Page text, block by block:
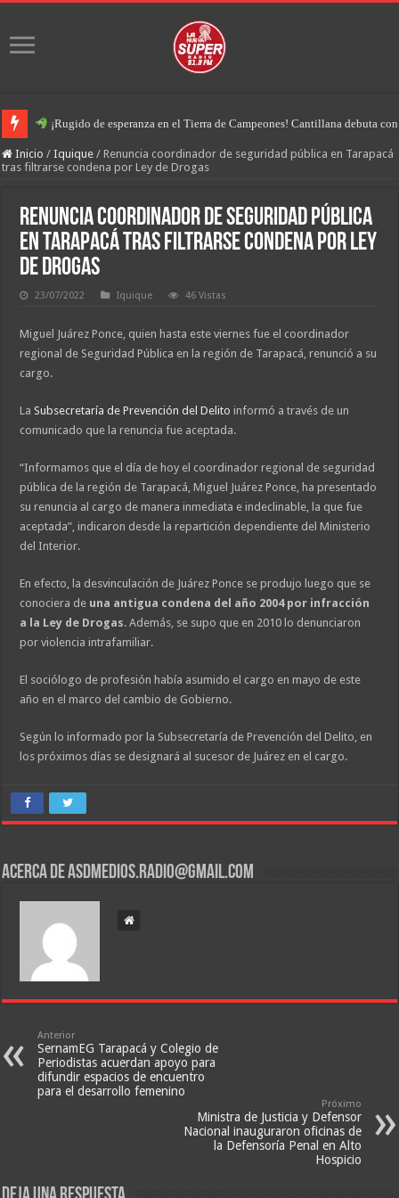
¡Rugido de esperanza en el Tierra de Campeones! Cantillana debuta
Inicio / Iquique / Renuncia coordinador de seguridad pública en Tarapacá
tras filtrarse condena por Ley de Drogas
Renuncia coordinador de seguridad pública
en Tarapacá tras filtrarse condena por Ley
de Drogas
23/07/2022 Iquique 46 Vistas
Miguel Juárez Ponce, quien hasta este viernes fue el coordinador
regional de Seguridad Pública en la región de Tarapacá, renunció a su
cargo.
LaSubsecretaría de Prevención del Delito informó a través de un
comunicado que la renuncia fue aceptada.
“Informamos que el día de hoy el coordinador regional de seguridad
pública de la región de Tarapacá, Miguel Juárez Ponce, ha presentado
su renuncia al cargo de manera inmediata e indeclinable, la que fue
aceptada”, indicaron desde la repartición dependiente del Ministerio
del Interior.
En efecto, la desvinculación de Juárez Ponce se produjo luego que se
conociera de una antigua condena del año 2004 por infracción
a la Ley de Drogas. Además, se supo que en 2010 lo denunciaron
por violencia intrafamiliar.
El sociólogo de profesión había asumido el cargo en mayo de este
año en el marco del cambio de Gobierno.
Según lo informado por la Subsecretaría de Prevención del Delito, en
los próximos días se designará al sucesor de Juárez en el cargo.
Acerca de asdmedios.radio@gmail.com
Anterior
SernamEG Tarapacá y Colegio de
Periodistas acuerdan apoyo para
difundir espacios de encuentro
para el desarrollo femenino
Próximo
Ministra de Justicia y Defensor
Nacional inauguraron oficinas de
la Defensoría Penal en Alto
Hospicio